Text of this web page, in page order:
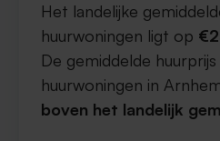
Het landelijke
huurwoningen ligt op
De gemiddelde
huurwoningen in
boven het landelijk